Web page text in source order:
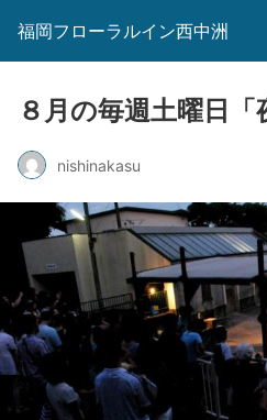
福岡フローラルイン西中洲
８月の毎週土曜日「
nishinakasu